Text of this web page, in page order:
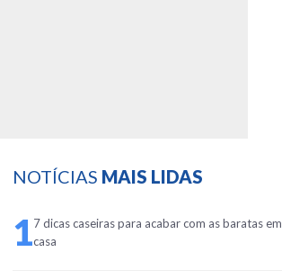
NOTÍCIAS MAIS LIDAS
17 dicas caseiras para acabar com as baratas em
casa